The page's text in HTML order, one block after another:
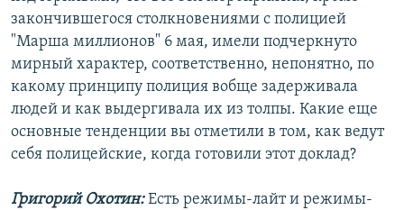
закончившегося столкновениями с полицией
"Марша миллионов" 6 мая, имели подчеркнуто
мирный характер, соответственно, непонятно, по
какому принципу полиция вобще задерживала
людей и как выдергивала их из толпы. Какие еще
основные тенденции вы отметили в том, как ведут
себя полицейские, когда готовили этот доклад?
Григорий Охотин:Есть режимы-лайт и режимы-